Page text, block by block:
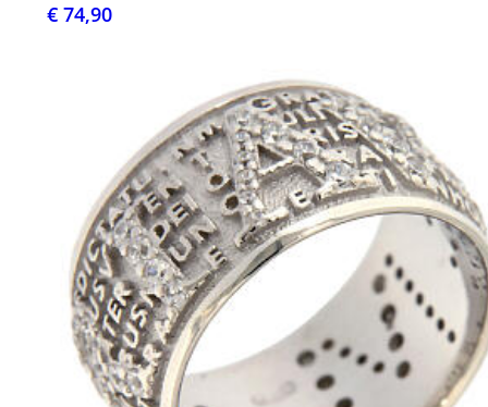
€ 74,90